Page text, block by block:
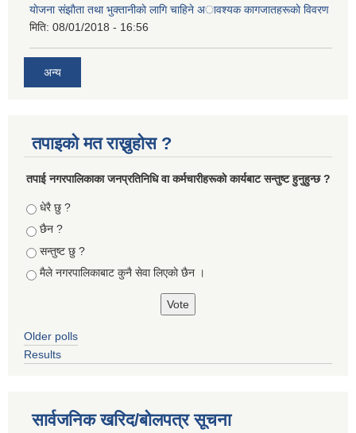
याेजना संझाैता तथा भुक्तानीकाे लागि चाहिने अावश्यक कागजातहरूकाे विवरण
मिति: 08/01/2018 - 16:56
अन्य
तपाइको मत राख्नुहोस ?
तपा‌ई नगरपालिकाका जनप्रतिनिधि वा कर्मचारीहरूकाे कार्यबाट सन्तुष्ट हुनुहुन्छ ?
Choices
धेरै छु ?
छैन ?
सन्तुष्ट छु ?
मैले नगरपालिकाबाट कुनै सेवा लिएकाे छैन ।
Older polls
Results
सार्वजनिक खरिद/बोलपत्र सूचना